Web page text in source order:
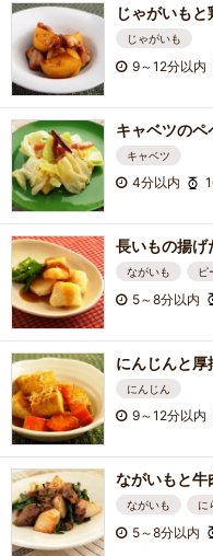
じゃがいも
じゃがいも
9～12分以内
キャベツのペ
キャベツ
4分以内
長いもの揚げ
ながいも ピ
5～8分以内
にんじんと厚
にんじん
9～12分以内
ながいもと牛
ながいも に
5～8分以内